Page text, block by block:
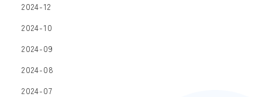
2024-12
2024-10
2024-09
2024-08
2024-07